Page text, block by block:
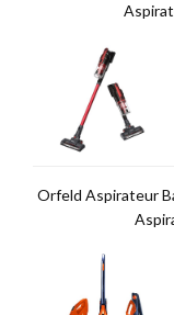
Orfeld Aspirateur